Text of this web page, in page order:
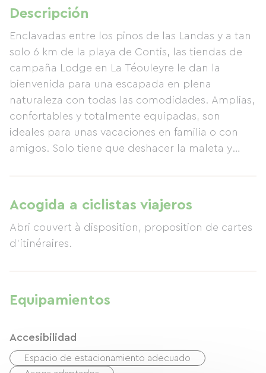
Descripción
Enclavadas entre los pinos de las Landas y a tan
solo 6 km de la playa de Contis, las tiendas de
campaña Lodge en La Téouleyre le dan la
bienvenida para una escapada en plena
naturaleza con todas las comodidades. Amplias,
confortables y totalmente equipadas, son
ideales para unas vacaciones en familia o con
amigos. Solo tiene que deshacer la maleta y
estará encantada de mostrarle los mejores
rincones y atracciones imprescindibles. A tan
solo 5 minutos del pueblo de St-Julien-en-Born y
a 200 m del carril bici, podrá ir en bici a donde
perfecta: amplias parcelas a la sombra de pinos
y robles, en un entorno apacible sin grandes
ritmo!
Acogida a ciclistas viajeros
Abri couvert à disposition, proposition de cartes
d'itinéraires.
Equipamientos
Accesibilidad
Espacio de estacionamiento adecuado